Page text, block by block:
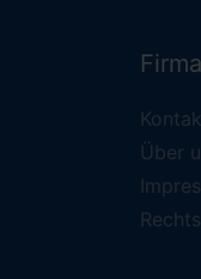
Firma
Über